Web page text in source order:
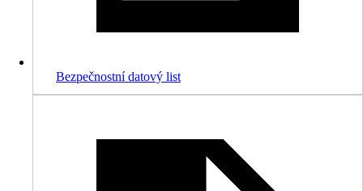
Bezpečnostní datový list